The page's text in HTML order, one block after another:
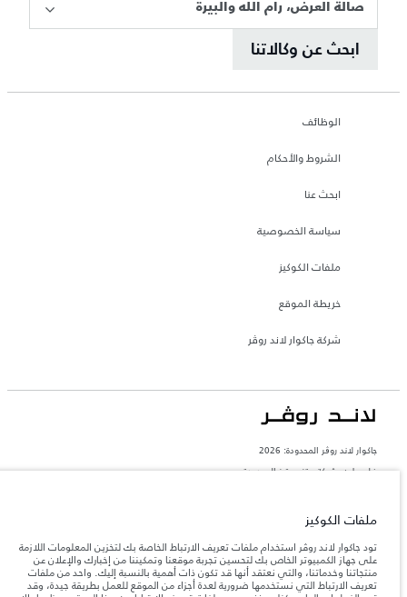
صالة العرض، رام الله والبيرة
ابحث عن وكالاتنا
الوظائف
الشروط والأحكام
ابحث عنا
سياسة الخصوصية
ملفات الكوكيز
خريطة الموقع
شركة جاكوار لاند روڤر
جاكوار لاند روڨر المحدودة: 2026
فلسطين, شركة ريتز موترز المحدودة
والحد الأقصى لأحمال المحور عند تحميل السيارة بالإكسسوارات والركاب والسوائل والوقود
المعلومات والمواصفات والأسعار والألوان المذكورة على هذا الموقع قد تختلف من بلد إلى
آخر، كما أنّها قد تتغير بدون إشعار مسبق. الرجاء التواصل مع وكيلنا المحلي للتأكد من توفّرها
ملفات الكوكيز
تود جاكوار لاند روڤر استخدام ملفات تعريف الارتباط الخاصة بك لتخزين المعلومات اللازمة
على جهاز الكمبيوتر الخاص بك لتحسين تجربة موقعنا وتمكيننا من إخبارك والإعلان عن
منتجاتنا وخدماتنا، والتي نعتقد أنها قد تكون ذات أهمية بالنسبة إليك. واحد من ملفات
تعريف الارتباط التي نستخدمها ضرورية لعدة أجزاء من الموقع للعمل بطريقة جيدة، وقد